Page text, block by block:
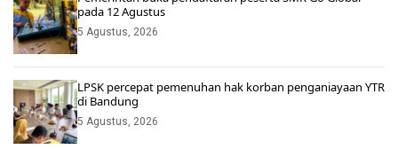
pada 12 Agustus
5 Agustus, 2026
LPSK percepat pemenuhan hak korban penganiayaan YTR
di Bandung
5 Agustus, 2026